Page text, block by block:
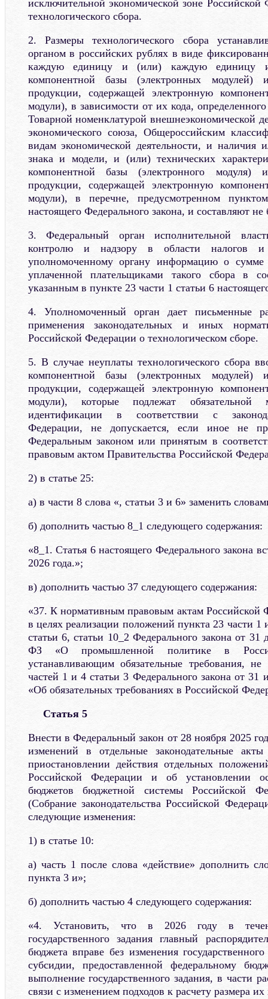
исключительной экономической зоне
технологического сбора.
2. Размеры технологического сбора
органом в российских рублях в виде
каждую единицу и (или) каждую единицу
компонентной базы (электронных
продукции, содержащей электронную
модули), в зависимости от их кода,
Товарной номенклатурой внешнеэкономической
экономического союза, Общероссийским
видам экономической деятельности, и наличия
знака и модели, и (или) технических
компонентной базы (электронного
продукции, содержащей электронную
модули), в перечне, предусмотренном
настоящего Федерального закона, и составляют не
3. Федеральный орган исполнительной
контролю и надзору в области налогов и
уполномоченному органу информацию о сумме
уплаченной плательщиками такого сбора в
указанным в пункте 23 части 1 статьи 6
4. Уполномоченный орган дает письменные
применения законодательных и иных
Российской Федерации о технологическом сборе.
5. В случае неуплаты технологического сбора
компонентной базы (электронных
продукции, содержащей электронную
модули), которые подлежат обязательной
идентификации в соответствии с
Федерации, не допускается, если иное не
Федеральным законом или принятым в
правовым актом Правительства Российской
2) в статье 25:
а) в части 8 слова «, статьи 3 и 6» заменить
б) дополнить частью 8_1 следующего содержания:
«8_1. Статья 6 настоящего Федерального закона
2026 года.»;
в) дополнить частью 37 следующего содержания:
«37. К нормативным правовым актам
в целях реализации положений пункта 23 части 1
статьи 6, статьи 10_2 Федерального закона от
ФЗ «О промышленной политике в
устанавливающим обязательные требования,
частей 1 и 4 статьи 3 Федерального закона от
«Об обязательных требованиях в Российской
Статья 5
Внести в Федеральный закон от 28 ноября 2025
изменений в отдельные законодательные
приостановлении действия отдельных
Российской Федерации и об установлении
бюджетов бюджетной системы Российской
(Собрание законодательства Российской
следующие изменения:
1) в статье 10:
а) часть 1 после слова «действие» дополнить
пункта 3 и»;
б) дополнить частью 4 следующего содержания:
«4. Установить, что в 2026 году в
государственного задания главный
бюджета вправе без изменения
субсидии, предоставленной федеральному
выполнение государственного задания, в части
связи с изменением подходов к расчету размера